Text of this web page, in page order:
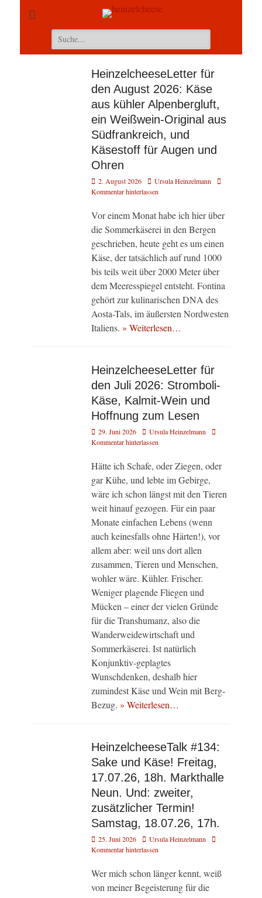
nach:
HeinzelcheeseLetter für
den August 2026: Käse
aus kühler Alpenbergluft,
ein Weißwein-Original aus
Südfrankreich, und
Käsestoff für Augen und
Ohren
Veröffentlicht
am
2. August 2026 AutorUrsula Heinzelmann
Kommentar hinterlassen
Vor einem Monat habe ich hier über
die Sommerkäserei in den Bergen
geschrieben, heute geht es um einen
Käse, der tatsächlich auf rund 1000
bis teils weit über 2000 Meter über
dem Meeresspiegel entsteht. Fontina
gehört zur kulinarischen DNA des
Aosta-Tals, im äußersten Nordwesten
Italiens. » Weiterlesen…
HeinzelcheeseLetter für
den Juli 2026: Stromboli-
Käse, Kalmit-Wein und
Hoffnung zum Lesen
Veröffentlicht
am
29. Juni 2026 AutorUrsula Heinzelmann
Kommentar hinterlassen
Hätte ich Schafe, oder Ziegen, oder
gar Kühe, und lebte im Gebirge,
wäre ich schon längst mit den Tieren
weit hinauf gezogen. Für ein paar
Monate einfachen Lebens (wenn
auch keinesfalls ohne Härten!), vor
allem aber: weil uns dort allen
zusammen, Tieren und Menschen,
wohler wäre. Kühler. Frischer.
Weniger plagende Fliegen und
Mücken – einer der vielen Gründe
für die Transhumanz, also die
Wanderweidewirtschaft und
Sommerkäserei. Ist natürlich
Konjunktiv-geplagtes
Wunschdenken, deshalb hier
zumindest Käse und Wein mit Berg-
Bezug. » Weiterlesen…
HeinzelcheeseTalk #134:
Sake und Käse! Freitag,
17.07.26, 18h. Markthalle
Neun. Und: zweiter,
zusätzlicher Termin!
Samstag, 18.07.26, 17h.
Veröffentlicht
am
25. Juni 2026 AutorUrsula Heinzelmann
Kommentar hinterlassen
Wer mich schon länger kennt, weiß
von meiner Begeisterung für die